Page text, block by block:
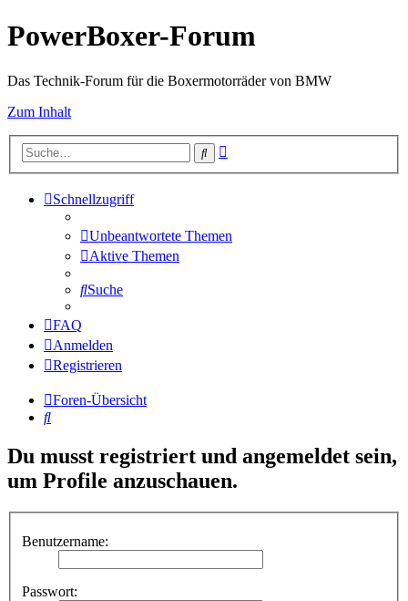
PowerBoxer-Forum
Das Technik-Forum für die Boxermotorräder von BMW
Zum Inhalt
Suche
Schnellzugriff
Unbeantwortete Themen
Aktive Themen
Suche
FAQ
Anmelden
Registrieren
Foren-Übersicht
Suche
Du musst registriert und angemeldet sein,
um Profile anzuschauen.
Benutzername:
Passwort: